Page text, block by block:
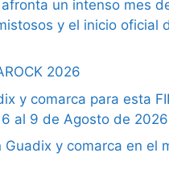
afronta un intenso mes
y el inicio oficial
2026
y comarca para esta
6 al 9 de Agosto de 2026
Guadix y comarca en el